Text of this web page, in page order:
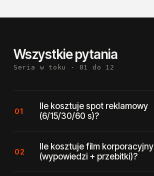
Wszystkie pytania
Seria w toku · 01 do 12
01
Ile kosztuje spot reklamowy
(6/15/30/60 s)?
02
Ile kosztuje film korporacyjny
(wypowiedzi + przebitki)?